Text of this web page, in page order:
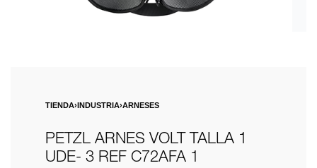
TIENDA›INDUSTRIA›ARNESES
PETZL ARNES VOLT TALLA 1
UDE- 3 REF C72AFA 1